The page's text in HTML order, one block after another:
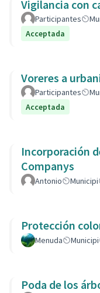
Vigilancia con
Participantes
Acceptada
Voreres a
Participantes
Acceptada
Incorporación
Companys
Antonio Municipi
Protección
Menuda Municipi
Poda de los